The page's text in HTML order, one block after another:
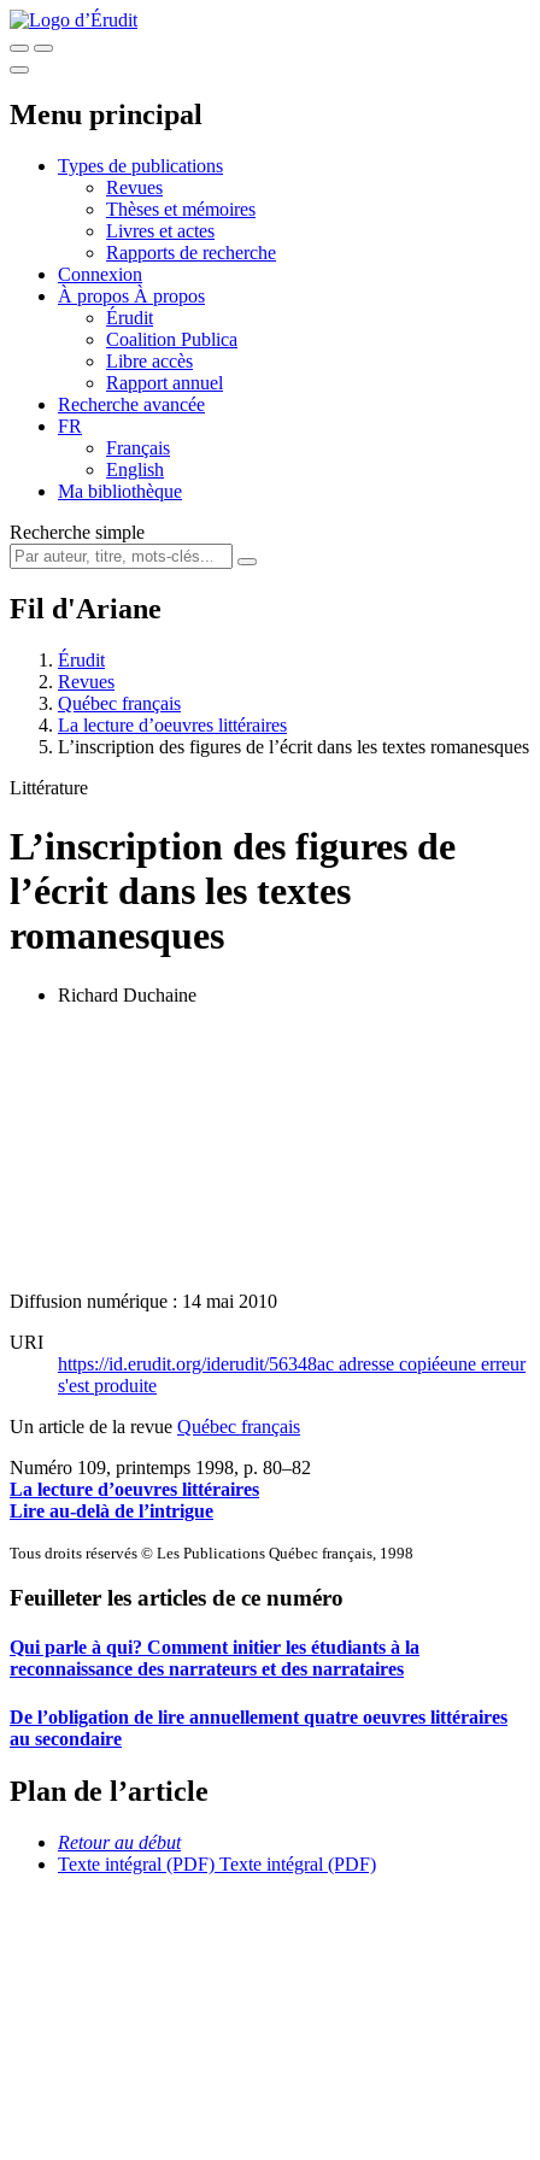
Menu principal
Types de publications
Revues
Thèses et mémoires
Livres et actes
Rapports de recherche
Connexion
À propos À propos
Érudit
Coalition Publica
Libre accès
Rapport annuel
Recherche avancée
FR
Français
English
Ma bibliothèque
Recherche simple
Fil d'Ariane
Érudit
Revues
Québec français
La lecture d’oeuvres littéraires
L’inscription des figures de l’écrit dans les textes romanesques
Littérature
L’inscription des figures de
l’écrit dans les textes
romanesques
Richard Duchaine
Diffusion numérique : 14 mai 2010
URI
https://id.erudit.org/iderudit/56348ac adresse copiéeune erreur
s'est produite
Un article de la revue Québec français
Numéro 109, printemps 1998, p. 80–82
La lecture d’oeuvres littéraires
Lire au-delà de l’intrigue
Tous droits réservés © Les Publications Québec français, 1998
Feuilleter les articles de ce numéro
Qui parle à qui? Comment initier les étudiants à la
reconnaissance des narrateurs et des narrataires
De l’obligation de lire annuellement quatre oeuvres littéraires
au secondaire
Plan de l’article
Retour au début
Texte intégral (PDF) Texte intégral (PDF)